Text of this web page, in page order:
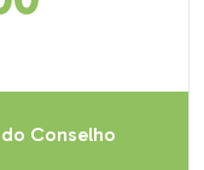
Conselho